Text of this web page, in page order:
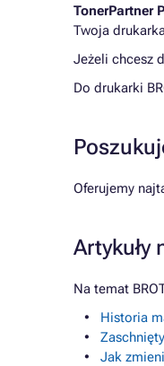
TonerPartner
Twoja
Jeżeli chcesz
Do drukarki
Oferujemy
Artykuły
Na temat
Historia
Jak